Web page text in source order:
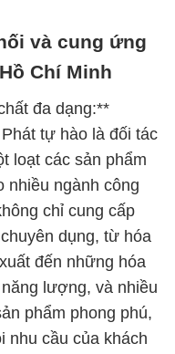
và cung ứng
Chí Minh
đa dạng:**
tự hào là đối tác
loạt các sản phẩm
nhiều ngành công
chỉ cung cấp
dụng, từ hóa
đến những hóa
lượng, và nhiều
phẩm phong phú,
nhu cầu của khách